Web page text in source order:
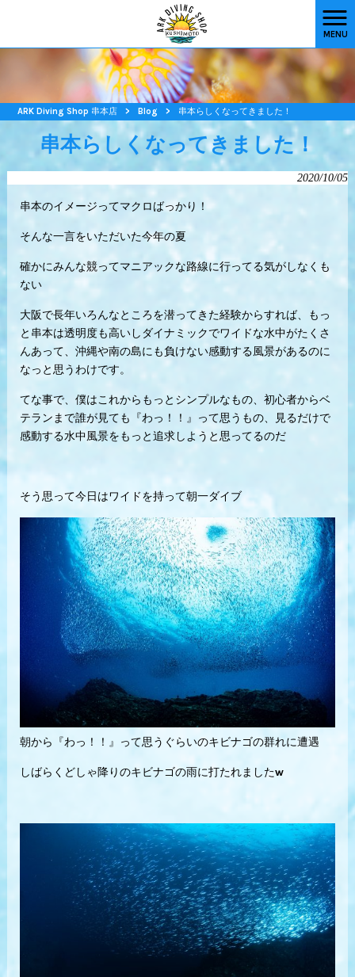
MENU
ARK Diving Shop 串本店 > Blog > 串本らしくなってきました！
串本らしくなってきました！
2020/10/05
串本のイメージってマクロばっかり！
そんな一言をいただいた今年の夏
確かにみんな競ってマニアックな路線に行ってる気がしなくも
ない
大阪で長年いろんなところを潜ってきた経験からすれば、もっ
と串本は透明度も高いしダイナミックでワイドな水中がたくさ
んあって、沖縄や南の島にも負けない感動する風景があるのに
なっと思うわけです。
てな事で、僕はこれからもっとシンプルなもの、初心者からベ
テランまで誰が見ても『わっ！！』って思うもの、見るだけで
感動する水中風景をもっと追求しようと思ってるのだ
そう思って今日はワイドを持って朝一ダイブ
朝から『わっ！！』って思うぐらいのキビナゴの群れに遭遇
しばらくどしゃ降りのキビナゴの雨に打たれましたw